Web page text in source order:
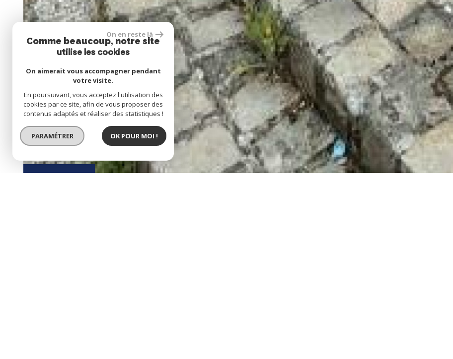
On en reste là
Comme beaucoup, notre site
utilise les cookies
On aimerait vous accompagner pendant
votre visite.
En poursuivant, vous acceptez l'utilisation des
cookies par ce site, afin de vous proposer des
contenus adaptés et réaliser des statistiques !
PARAMÉTRER OK POUR MOI !